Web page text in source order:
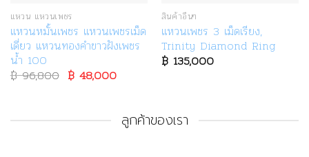
แหวน แหวนเพชร
แหวนหมั้นเพชร แหวนเพชรเม็ด
เดี่ยว แหวนทองคำขาวฝังเพชร
น้ำ 100
฿96,800 Original
price
฿48,000Current
สินค้าอื่นๆ
แหวนเพชร 3 เม็ดเรียง,
Trinity Diamond Ring
฿135,000
ลูกค้าของเรา